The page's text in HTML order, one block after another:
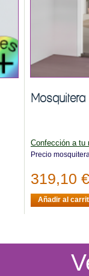
Mosquitera
Confección a tu
Precio
319,10 €
Añadir al